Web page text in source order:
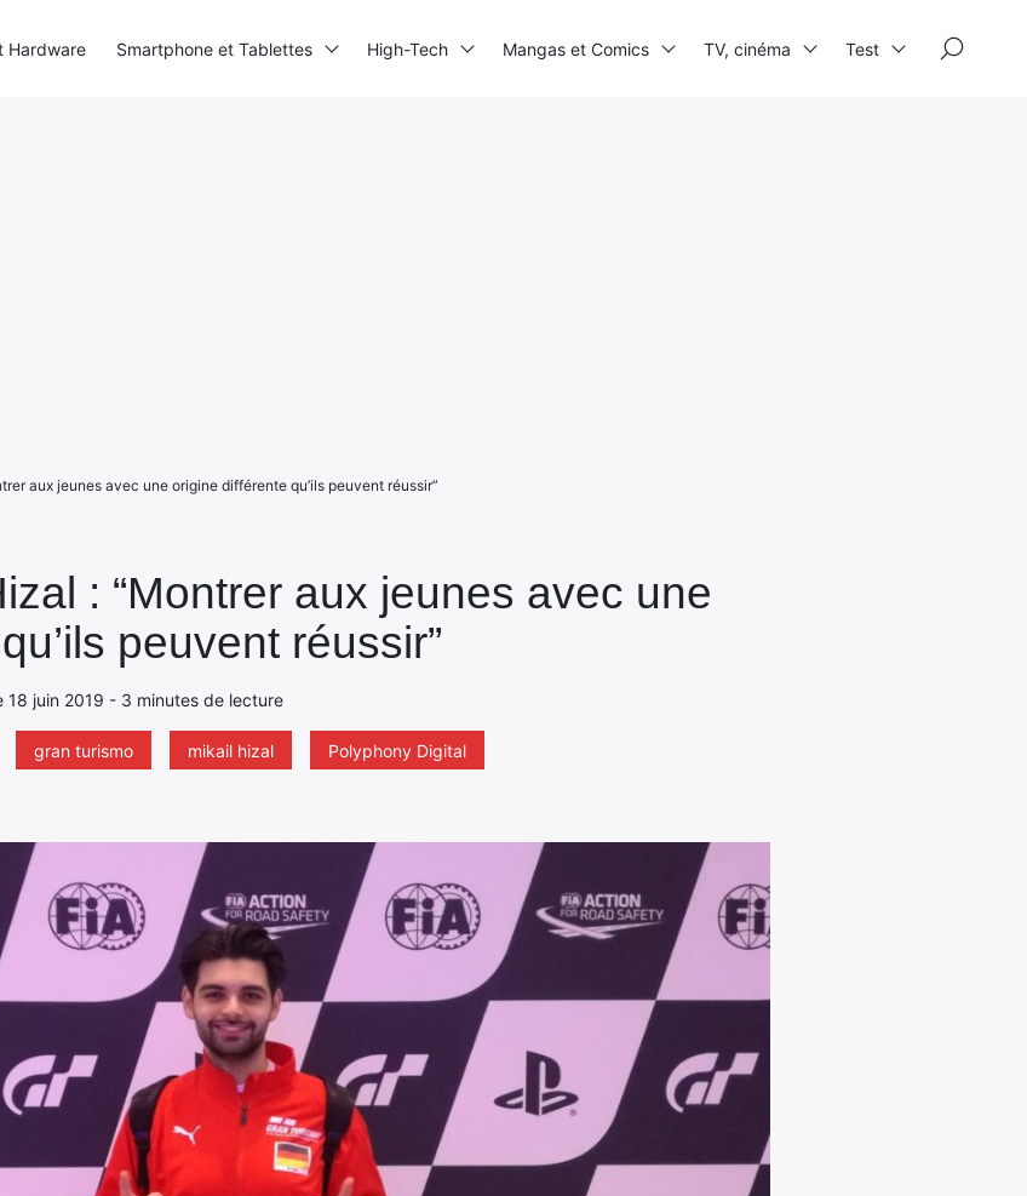
: “Montrer aux jeunes avec une
peuvent réussir”
18 juin 2019 - 3 minutes de lecture
gran turismo mikail hizal Polyphony Digital
aux jeunes avec une origine différente qu’ils peuvent réussir”
Hardware Smartphone et Tablettes High-Tech Mangas et Comics TV, cinéma Test